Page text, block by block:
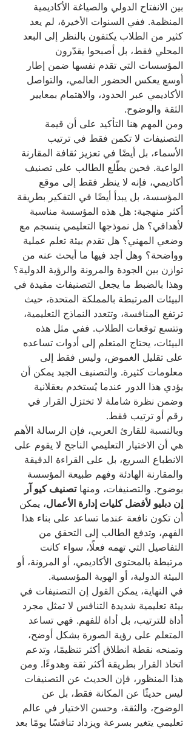
بين الانفتاح الدولي والصياغة الأكاديمية
المنظمة. ففي السنوات الأخيرة، لم يعد
كثير من الطلاب يكتفون بالنظر إلى البعد
المحلي فقط، بل أصبحوا يقدّرون
المؤسسات التي تقدم نفسها ضمن إطار
أوسع يعكس الحضور العالمي، والتواصل
الأكاديمي عبر الحدود، والاهتمام بمعايير
الثقة والوضوح.
ومن المهم هنا التأكيد على أن قيمة
التصنيفات لا تكمن فقط في ترتيب
الأسماء، بل أيضًا في تعزيز ثقافة المقارنة
الواعية. فحين يطّلع الطالب على تصنيف
أكاديمي، فإنه لا ينظر فقط إلى موقع
المؤسسة، بل يبدأ أيضًا في التفكير بطريقة
أكثر منهجية: هل هذه المؤسسة مناسبة
لأهدافي؟ هل نموذجها التعليمي ينسجم مع
وضعي المهني؟ هل تقدم بيئة تعلم عملية
وواضحة؟ وهل أجد فيها ما أبحث عنه من
توازن بين الجودة والمرونة والرؤية الدولية؟
وهذا بالضبط ما يجعل التصنيفات مفيدة في
البيئات المرتبطة بالمملكة المتحدة، حيث
ترتفع المنافسة، وتتعدد النماذج التعليمية،
وتتسع توقعات الطلاب. ففي مثل هذه
البيئات، يحتاج المتعلم إلى أدوات تساعده
على تقليل الغموض، وليس فقط إلى
معلومات كثيرة. والتصنيف الجيد يمكن أن
يؤدي هذا الدور عندما يُستخدم بعقلانية
وضمن نظرة شاملة لا تختزل القرار في
رقم أو ترتيب فقط.
وبالنسبة للقارئ العربي، فإن الرسالة الأهم
هي أن الاختيار التعليمي الناجح لا يقوم على
الانطباع السريع، بل على القراءة الدقيقة
والمقارنة الهادئة وفهم طبيعة المؤسسة
بوضوح. والتصنيفات، ومنها تصنيف كيو آر
إن دبليو لأفضل كليات إدارة الأعمال، يمكن
أن تكون نافعة عندما تساعد على بناء هذا
الفهم، وتدفع الطالب إلى التحقق من
التفاصيل التي تهمه فعلًا، سواء كانت
مرتبطة بالمحتوى الأكاديمي، أو المرونة، أو
البيئة الدولية، أو الهوية المؤسسية.
في النهاية، يمكن القول إن التصنيفات في
بيئة تعليمية شديدة التنافس لا تمثل مجرد
أداة للترتيب، بل أداة للفهم. فهي تساعد
المتعلم على رؤية الصورة بشكل أوضح،
وتمنحه نقطة انطلاق أكثر تنظيمًا، وتدعم
اتخاذ القرار بطريقة أكثر ثقة وهدوءًا. ومن
هذا المنظور، فإن الحديث عن التصنيفات
ليس حديثًا عن المكانة فقط، بل عن
الوضوح، والثقة، وحسن الاختيار في عالم
تعليمي يتغير بسرعة ويزداد تنافسًا يومًا بعد